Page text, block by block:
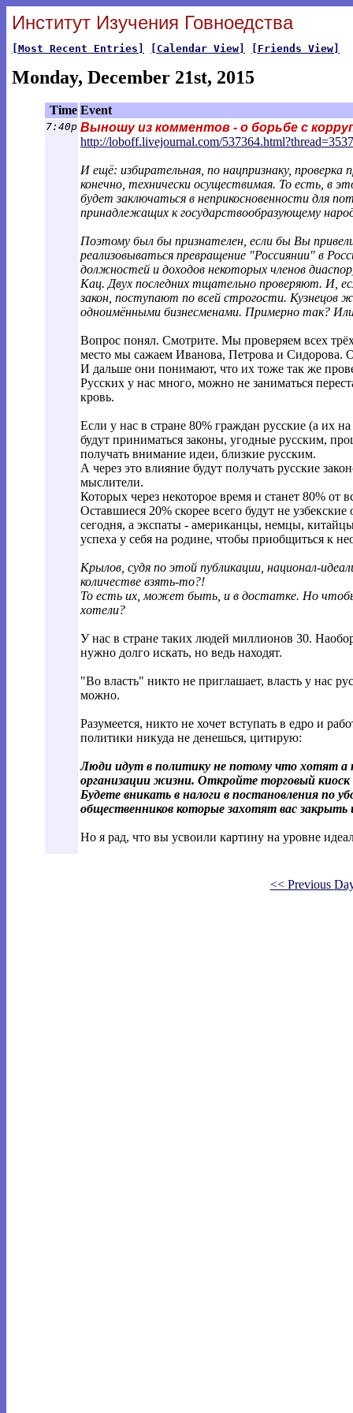
Институт Изучения Говноедства
[Most Recent Entries] [Calendar View] [Friends View]
Monday, December 21st, 2015
Time Event
7:40p Выношу из комментов - о борьбе с
http://loboff.livejournal.com/537364.ht
И ещё: избирательная, по нацпризнаку, проверка
конечно, технически осуществимая. То есть, в
будет заключаться в неприкосновенности для
принадлежащих к государствообразующему
Поэтому был бы признателен, если бы Вы
реализовываться превращение "Россиянии" в
должностей и доходов некоторых членов
Кац. Двух последних тщательно проверяют. И,
закон, поступают по всей строгости. Кузнецов
одноимёнными бизнесменами. Примерно так?
Вопрос понял. Смотрите. Мы проверяем всех
место мы сажаем Иванова, Петрова и Сидорова.
И дальше они понимают, что их тоже так же
Русских у нас много, можно не заниматься
кровь.
Если у нас в стране 80% граждан русские (а их
будут приниматься законы, угодные русским,
получать внимание идеи, близкие русским.
А через это влияние будут получать русские
мыслители.
Которых через некоторое время и станет 80% от
Оставшиеся 20% скорее всего будут не
сегодня, а экспаты - американцы, немцы,
успеха у себя на родине, чтобы приобщиться к
Крылов, судя по этой публикации, национал-
количестве взять-то?!
То есть их, может быть, и в достатке. Но чтобы
хотели?
У нас в стране таких людей миллионов 30.
нужно долго искать, но ведь находят.
"Во власть" никто не приглашает, власть у нас
можно.
Разумеется, никто не хочет вступать в едро и
политики никуда не денешься, цитирую:
Люди идут в политику не потому что хотят а
организации жизни. Откройте торговый киоск
Будете вникать в налоги в постановления по
общественников которые захотят вас закрыть
Но я рад, что вы усвоили картину на уровне
<< Previous